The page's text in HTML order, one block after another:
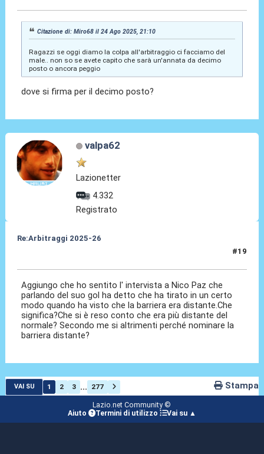
Citazione di: Miro68 il 24 Ago 2025, 21:10
Ragazzi se oggi diamo la colpa all'arbitraggio ci facciamo del
male.. non so se avete capito che sarà un'annata da decimo
posto o ancora peggio
dove si firma per il decimo posto?
valpa62
Lazionetter
4.332
Registrato
Re:Arbitraggi 2025-26
#19
Aggiungo che ho sentito l' intervista a Nico Paz che
parlando del suo gol ha detto che ha tirato in un certo
modo quando ha visto che la barriera era distante.Che
significa?Che si è reso conto che era più distante del
normale? Secondo me si altrimenti perché nominare la
barriera distante?
VAI SU 1 2 3 ... 277 Stampa
Lazio.net Community ©
Aiuto
Termini di utilizzo Vai su ▲